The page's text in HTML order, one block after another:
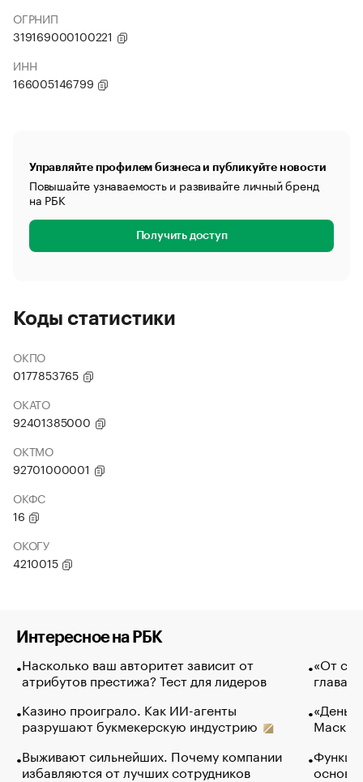
ОГРНИП
319169000100221
ИНН
166005146799
Управляйте профилем бизнеса и публикуйте новости
Повышайте узнаваемость и развивайте личный бренд
на РБК
Получить доступ
Коды статистики
ОКПО
0177853765
ОКАТО
92401385000
ОКТМО
92701000001
ОКФС
16
ОКОГУ
4210015
Интересное на РБК
Насколько ваш авторитет зависит от
атрибутов престижа? Тест для лидеров
Казино проиграло. Как ИИ-агенты
разрушают букмекерскую индустрию
Выживают сильнейших. Почему компании
избавляются от лучших сотрудников
«От
глава
Маск в
основ